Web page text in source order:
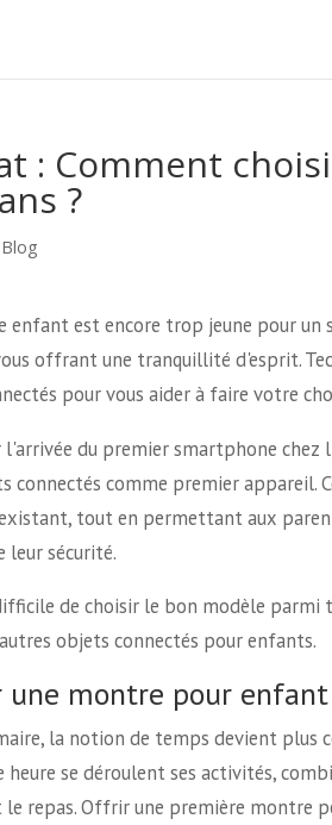
: Comment
?
Blog
enfant est encore trop jeune pour
offrant une tranquillité d'esprit.
pour vous aider à faire votre
du premier smartphone
connectés comme premier appareil.
tout en permettant aux
leur sécurité.
de choisir le bon modèle parmi
objets connectés pour enfants.
une montre pour enfant
la notion de temps devient plus
se déroulent ses activités,
le repas. Offrir une première montre